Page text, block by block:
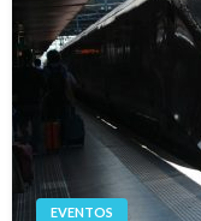
EVENTOS